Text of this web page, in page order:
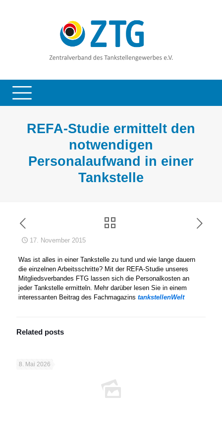
REFA-Studie ermittelt den
notwendigen
Personalaufwand in einer
Tankstelle
17. November 2015
Was ist alles in einer Tankstelle zu tund und wie lange dauern
die einzelnen Arbeitsschritte? Mit der REFA-Studie unseres
Mitgliedsverbandes FTG lassen sich die Personalkosten an
jeder Tankstelle ermitteln. Mehr darüber lesen Sie in einem
interessanten Beitrag des Fachmagazins tankstellenWelt
Related posts
8. Mai 2026